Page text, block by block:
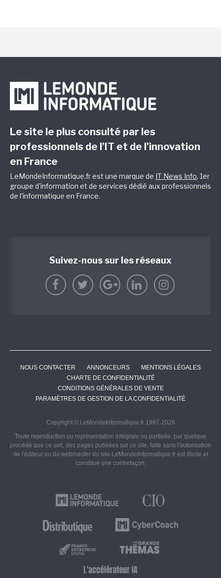
Le site le plus consulté par les
professionnels de l’IT et de l’innovation
en France
LeMondeInformatique.fr est une marque de IT News Info, 1er
groupe d'information et de services dédié aux professionnels
de l'informatique en France.
Suivez-nous sur les réseaux
NOUS CONTACTER ANNONCEURS
MENTIONS LÉGALES
CHARTE DE CONFIDENTIALITÉ
CONDITIONS GÉNÉRALES DE VENTE
PARAMÈTRES DE GESTION DE LA CONFIDENTIALITÉ
Copyright © LeMondeInformatique.fr 1997-2026
Toute reproduction ou représentation intégrale ou partielle, par quelque
procédé que ce soit, des pages publiées sur ce site, faite sans l'autorisation
de l'éditeur ou du webmaster du site LeMondeInformatique.fr est illicite et
constitue une contrefaçon.